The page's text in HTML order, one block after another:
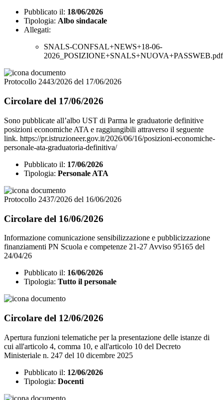
Pubblicato il: 18/06/2026
Tipologia: Albo sindacale
Allegati:
SNALS-CONFSAL+NEWS+18-06-
2026_POSIZIONE+SNALS+NUOVA+PASSWEB.pdf
Protocollo 2443/2026 del 17/06/2026
Circolare del 17/06/2026
Sono pubblicate all’albo UST di Parma le graduatorie definitive
posizioni economiche ATA e raggiungibili attraverso il seguente
link. https://pr.istruzioneer.gov.it/2026/06/16/posizioni-economiche-
personale-ata-graduatoria-definitiva/
Pubblicato il: 17/06/2026
Tipologia: Personale ATA
Protocollo 2437/2026 del 16/06/2026
Circolare del 16/06/2026
Informazione comunicazione sensibilizzazione e pubblicizzazione
finanziamenti PN Scuola e competenze 21-27 Avviso 95165 del
24/04/26
Pubblicato il: 16/06/2026
Tipologia: Tutto il personale
Circolare del 12/06/2026
Apertura funzioni telematiche per la presentazione delle istanze di
cui all'articolo 4, comma 10, e all'articolo 10 del Decreto
Ministeriale n. 247 del 10 dicembre 2025
Pubblicato il: 12/06/2026
Tipologia: Docenti